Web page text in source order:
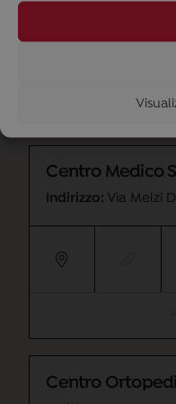
Centro Medico
Indirizzo: Via Melzi
Centro